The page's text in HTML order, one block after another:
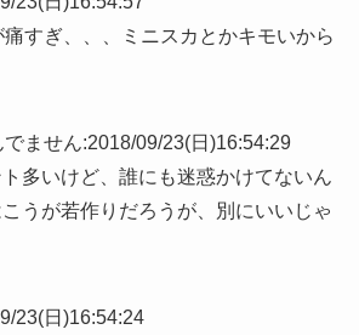
すぎ、、、ミニスカとかキモいから
ません:2018/09/23(日)16:54:29
多いけど、誰にも迷惑かけてないん
うが若作りだろうが、別にいいじゃ
23(日)16:54:24